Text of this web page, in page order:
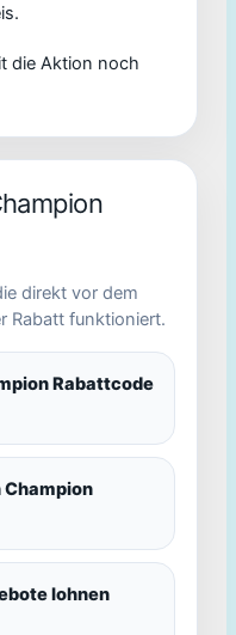
die Aktion noch
direkt vor dem
Rabatt funktioniert.
Rabattcode
lohnen